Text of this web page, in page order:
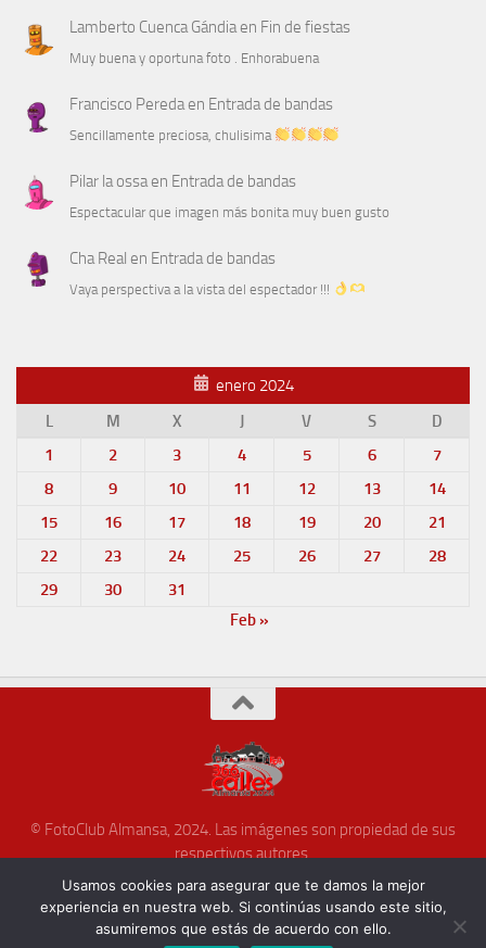
Lamberto Cuenca Gándiaen Fin de fiestas
Muy buena y oportuna foto . Enhorabuena
Francisco Peredaen Entrada de bandas
Sencillamente preciosa, chulisima
Pilar la ossaen Entrada de bandas
Espectacular que imagen más bonita muy buen gusto
Cha Real en Entrada de bandas
Vaya perspectiva a la vista del espectador !!!
enero 2024
L
M X J V S
D
1
2 3 4 5 6
7
8
9 10 11 12 13
14
15
16 17 18 19 20
21
22
23 24 25 26 27
28
29
30
31
Feb »
© FotoClub Almansa, 2024. Las imágenes son propiedad de sus
respectivos autores.
Funciona con - Diseñado con el Tema Hueman
Usamos cookies para asegurar que te damos la mejor
experiencia en nuestra web. Si continúas usando este sitio,
asumiremos que estás de acuerdo con ello.